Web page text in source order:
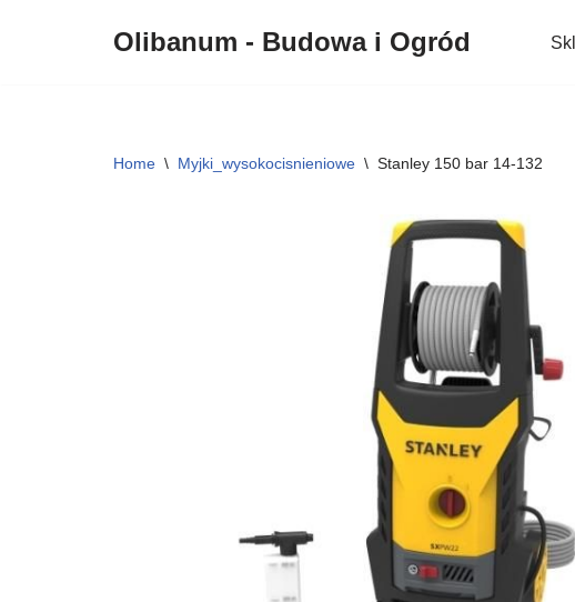
Olibanum - Budowa i Ogród
Home \ Myjki_wysokocisnieniowe \ Stanley 150 bar 14-132